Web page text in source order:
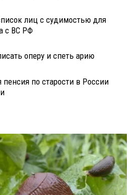
лиц с судимостью для
с ВС РФ
оперу и спеть арию
по старости в России